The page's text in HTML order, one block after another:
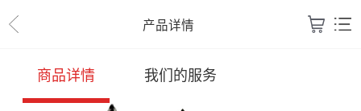
产品详情
商品详情 我们的服务